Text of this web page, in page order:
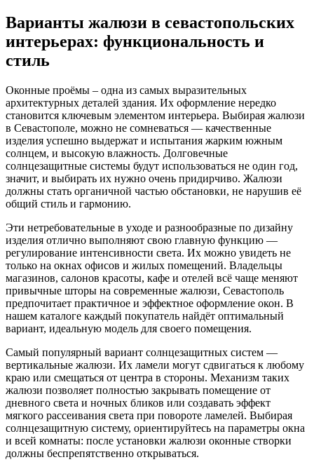
Варианты жалюзи в севастопольских
интерьерах: функциональность и
стиль
Оконные проёмы – одна из самых выразительных
архитектурных деталей здания. Их оформление нередко
становится ключевым элементом интерьера. Выбирая жалюзи
в Севастополе, можно не сомневаться — качественные
изделия успешно выдержат и испытания жарким южным
солнцем, и высокую влажность. Долговечные
солнцезащитные системы будут использоваться не один год,
значит, и выбирать их нужно очень придирчиво. Жалюзи
должны стать органичной частью обстановки, не нарушив её
общий стиль и гармонию.
Эти нетребовательные в уходе и разнообразные по дизайну
изделия отлично выполняют свою главную функцию —
регулирование интенсивности света. Их можно увидеть не
только на окнах офисов и жилых помещений. Владельцы
магазинов, салонов красоты, кафе и отелей всё чаще меняют
привычные шторы на современные жалюзи, Севастополь
предпочитает практичное и эффектное оформление окон. В
нашем каталоге каждый покупатель найдёт оптимальный
вариант, идеальную модель для своего помещения.
Самый популярный вариант солнцезащитных систем —
вертикальные жалюзи. Их ламели могут сдвигаться к любому
краю или смещаться от центра в стороны. Механизм таких
жалюзи позволяет полностью закрывать помещение от
дневного света и ночных бликов или создавать эффект
мягкого рассеивания света при повороте ламелей. Выбирая
солнцезащитную систему, ориентируйтесь на параметры окна
и всей комнаты: после установки жалюзи оконные створки
должны беспрепятственно открываться.